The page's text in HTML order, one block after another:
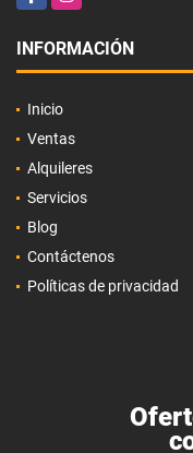
INFORMACIÓN
Inicio
Ventas
Alquileres
Servicios
Blog
Contáctenos
Políticas de privacidad